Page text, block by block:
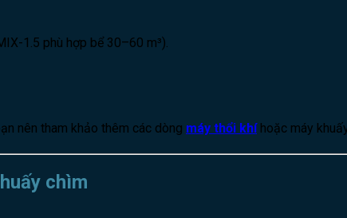
1.5 phù hợp bể 30–60 m³).
nên tham khảo thêm các dòng máy thổi khíhoặc máy
chìm